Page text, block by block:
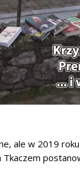
ale w 2019